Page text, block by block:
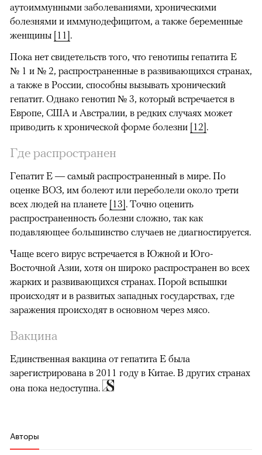
аутоиммунными заболеваниями, хроническими
болезнями и иммунодефицитом, а также беременные
женщины [11].
Пока нет свидетельств того, что генотипы гепатита E
№ 1 и № 2, распространенные в развивающихся странах,
а также в России, способны вызывать хронический
гепатит. Однако генотип № 3, который встречается в
Европе, США и Австралии, в редких случаях может
приводить к хронической форме болезни [12].
Где распространен
Гепатит E — самый распространенный в мире. По
оценке ВОЗ, им болеют или переболели около трети
всех людей на планете [13]. Точно оценить
распространенность болезни сложно, так как
подавляющее большинство случаев не диагностируется.
Чаще всего вирус встречается в Южной и Юго-
Восточной Азии, хотя он широко распространен во всех
жарких и развивающихся странах. Порой вспышки
происходят и в развитых западных государствах, где
заражения происходят в основном через мясо.
Вакцина
Единственная вакцина от гепатита Е была
зарегистрирована в 2011 году в Китае. В других странах
она пока недоступна.
Авторы